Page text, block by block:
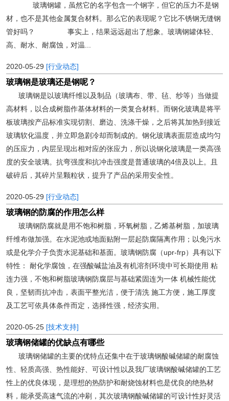
玻璃钢罐，虽然它的名字包含一个钢字，但它的压力不是钢
材，也不是其他金属复合材料。那么它的表现呢？它比不锈钢无缝钢
管好吗？ 事实上，结果远远超出了想象。玻璃钢罐体轻、
高、耐水、耐腐蚀，对温...
2020-05-29 [行业动态]
玻璃钢是玻璃还是钢呢？
玻璃钢是以玻璃纤维以及制品（玻璃布、带、毡、纱等）当做提
高材料，以合成树脂作基体材料的一类复合材料。而钢化玻璃是将平
板玻璃按产品标准实现切割、磨边、洗涤干燥，之后将其加热到接近
玻璃软化温度，并立即急剧冷却而制成的。钢化玻璃表面层造成均匀
的压应力，内层呈现出相对应的张应力，所以说钢化玻璃是一类高强
度的安全玻璃。抗弯强度和抗冲击强度是普通玻璃的4倍及以上。且
破碎后，其碎片呈颗粒状，提升了产品的采用安全性。
2020-05-29 [行业动态]
玻璃钢的防腐的作用怎么样
玻璃钢防腐就是用不饱和树脂，环氧树脂，乙烯基树脂，加玻璃
纤维布做加强。在水泥池或地面贴附一层起防腐隔离作用；以免污水
或是化学介子负责水泥基础和基面。玻璃钢防腐（upr-frp）具有以下
特性： 耐化学腐蚀，在强酸碱盐油及有机溶剂环境中可长期使用 粘
连力强，不饱和树脂玻璃钢防腐层与基础紧固连为一体 机械性能优
良，坚韧而抗冲击，表面平整光洁，便于清洗 施工方便，施工厚度
及工艺可依具体条件而定，选择性强，经济实用。
2020-05-25 [技术支持]
玻璃钢储罐的优缺点有哪些
玻璃钢储罐的主要的优特点还集中在于玻璃钢酸碱储罐的耐腐蚀
性、轻质高强、热性能好、可设计性以及我厂玻璃钢酸碱储罐的工艺
性上的优良体现，是理想的热防护和耐烧蚀材料也是优良的绝热材
料，能承受高速气流的冲刷，其次玻璃钢酸碱储罐的可设计性好灵活